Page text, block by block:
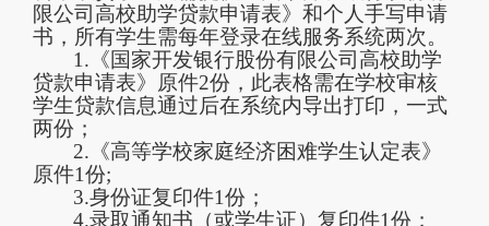
限公司高校助学贷款申请表》和个人手写申请
书，所有学生需每年登录在线服务系统两次。
1. 《国家开发银行股份有限公司高校助学
贷款申请表》原件2份，此表格需在学校审核
学生贷款信息通过后在系统内导出打印，一式
两份；
2. 《高等学校家庭经济困难学生认定表》
原件1份;
3.身份证复印件1份；
4.录取通知书（或学生证）复印件1份；